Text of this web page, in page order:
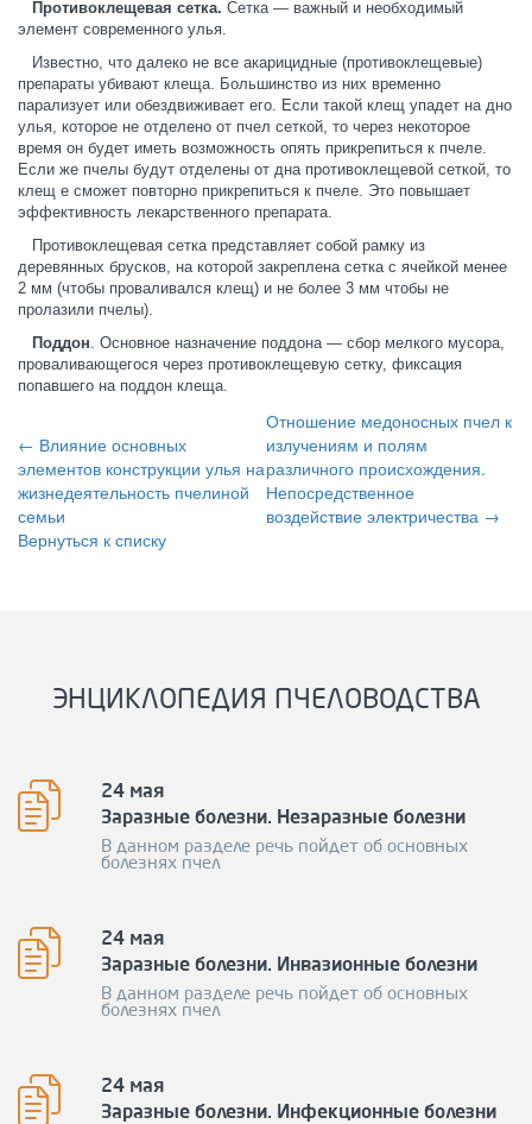
Противоклещевая сетка. Сетка — важный и необходимый
элемент современного улья.
Известно, что далеко не все акарицидные (противоклещевые)
препараты убивают клеща. Большинство из них временно
парализует или обездвиживает его. Если такой клещ упадет на дно
улья, которое не отделено от пчел сеткой, то через некоторое
время он будет иметь возможность опять прикрепиться к пчеле.
Если же пчелы будут отделены от дна противоклещевой сеткой, то
клещ е сможет повторно прикрепиться к пчеле. Это повышает
эффективность лекарственного препарата.
Противоклещевая сетка представляет собой рамку из
деревянных брусков, на которой закреплена сетка с ячейкой менее
2 мм (чтобы проваливался клещ) и не более 3 мм чтобы не
пролазили пчелы).
Поддон. Основное назначение поддона — сбор мелкого мусора,
проваливающегося через противоклещевую сетку, фиксация
попавшего на поддон клеща.
← Влияние основных
элементов конструкции улья на
жизнедеятельность пчелиной
семьи
Отношение медоносных пчел к
излучениям и полям
различного происхождения.
Непосредственное
воздействие электричества →
Вернуться к списку
ЭНЦИКЛОПЕДИЯ ПЧЕЛОВОДСТВА
24 мая
Заразные болезни. Незаразные болезни
В данном разделе речь пойдет об основных
болезнях пчел
24 мая
Заразные болезни. Инвазионные болезни
В данном разделе речь пойдет об основных
болезнях пчел
24 мая
Заразные болезни. Инфекционные болезни